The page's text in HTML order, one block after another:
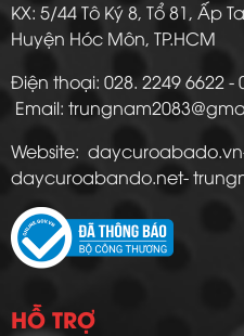
KX: 5/44 Tô Ký 8, Tổ 81, Ấp
Huyện Hóc Môn, TP.HCM
Điện thoại: 028. 2249
Email:
Website:
daycuroabando.net-
HỖ TRỢ